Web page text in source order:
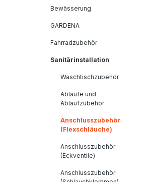
Bewässerung
GARDENA
Fahrradzubehör
Sanitärinstallation
Waschtischzubehör
Abläufe und
Ablaufzubehör
Anschlusszubehör
(Flexschläuche)
Anschlusszubehör
(Eckventile)
Anschlusszubehör